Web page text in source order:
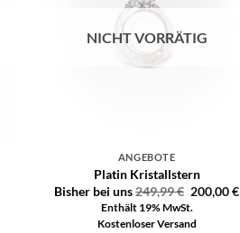
NICHT VORRÄTIG
ANGEBOTE
Platin Kristallstern
Bisher bei uns249,99€ 200,00€
Enthält 19% MwSt.
Kostenloser Versand